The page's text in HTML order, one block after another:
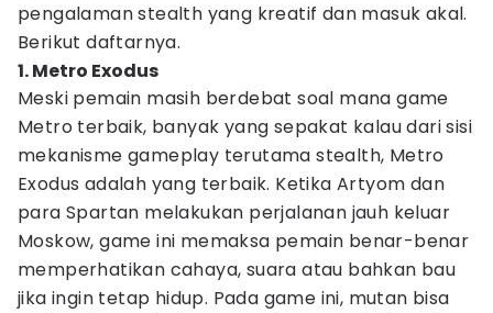
pengalaman stealth yang kreatif dan masuk akal.
Berikut daftarnya.
1. Metro Exodus
Meski pemain masih berdebat soal mana game
Metro terbaik, banyak yang sepakat kalau dari sisi
mekanisme gameplay terutama stealth, Metro
Exodus adalah yang terbaik. Ketika Artyom dan
para Spartan melakukan perjalanan jauh keluar
Moskow, game ini memaksa pemain benar-benar
memperhatikan cahaya, suara atau bahkan bau
jika ingin tetap hidup. Pada game ini, mutan bisa